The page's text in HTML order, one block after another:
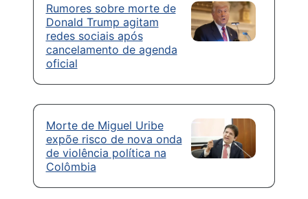
Rumores sobre morte de
Donald Trump agitam
redes sociais após
cancelamento de agenda
oficial
Morte de Miguel Uribe
expõe risco de nova onda
de violência política na
Colômbia